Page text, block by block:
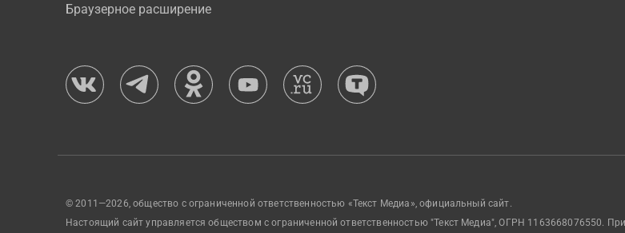
Браузерное расширение
© 2011—2026, общество с ограниченной ответственностью «Текст Медиа», официальный сайт.
Настоящий сайт управляется обществом с ограниченной ответственностью "Текст Медиа", ОГРН 1163668076550.